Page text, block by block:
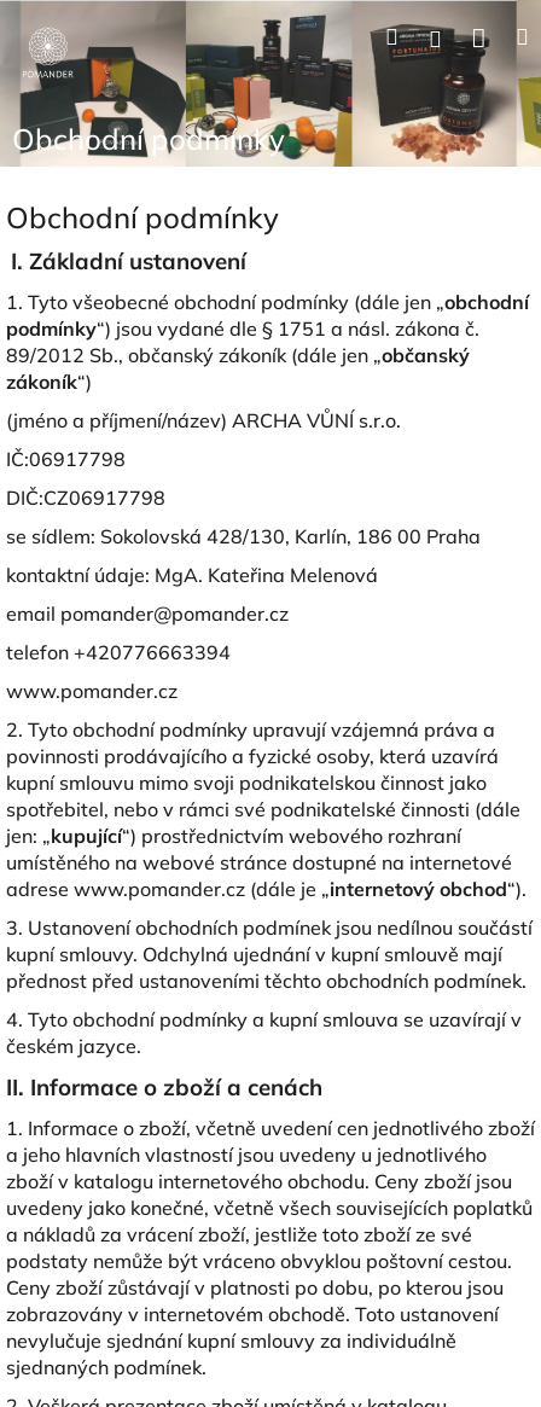
obsah
HledatPřihlášení
Obchodní podmínky
Obchodní podmínky
I. Základní ustanovení
1. Tyto všeobecné obchodní podmínky (dále jen „obchodní
podmínky“) jsou vydané dle § 1751 a násl. zákona č.
89/2012 Sb., občanský zákoník (dále jen „občanský
zákoník“)
(jméno a příjmení/název) ARCHA VŮNÍ s.r.o.
IČ:06917798
DIČ:CZ06917798
se sídlem: Sokolovská 428/130, Karlín, 186 00 Praha
kontaktní údaje: MgA. Kateřina Melenová
email pomander@pomander.cz
telefon +420776663394
www.pomander.cz
2. Tyto obchodní podmínky upravují vzájemná práva a
povinnosti prodávajícího a fyzické osoby, která uzavírá
kupní smlouvu mimo svoji podnikatelskou činnost jako
spotřebitel, nebo v rámci své podnikatelské činnosti (dále
jen: „kupující“) prostřednictvím webového rozhraní
umístěného na webové stránce dostupné na internetové
adrese www.pomander.cz (dále je „internetový obchod“).
3. Ustanovení obchodních podmínek jsou nedílnou součástí
kupní smlouvy. Odchylná ujednání v kupní smlouvě mají
přednost před ustanoveními těchto obchodních podmínek.
4. Tyto obchodní podmínky a kupní smlouva se uzavírají v
českém jazyce.
II. Informace o zboží a cenách
1. Informace o zboží, včetně uvedení cen jednotlivého zboží
a jeho hlavních vlastností jsou uvedeny u jednotlivého
zboží v katalogu internetového obchodu. Ceny zboží jsou
uvedeny jako konečné, včetně všech souvisejících poplatků
a nákladů za vrácení zboží, jestliže toto zboží ze své
podstaty nemůže být vráceno obvyklou poštovní cestou.
Ceny zboží zůstávají v platnosti po dobu, po kterou jsou
zobrazovány v internetovém obchodě. Toto ustanovení
nevylučuje sjednání kupní smlouvy za individuálně
sjednaných podmínek.